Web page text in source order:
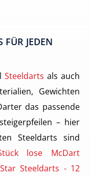
FÜR JEDEN
Steeldarts als auch
Gewichten
das passende
– hier
Steeldarts sind
lose McDart
Steeldarts - 12